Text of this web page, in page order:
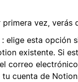
primera vez, verás
: elige esta opción
existente. Si
correo
cuenta de